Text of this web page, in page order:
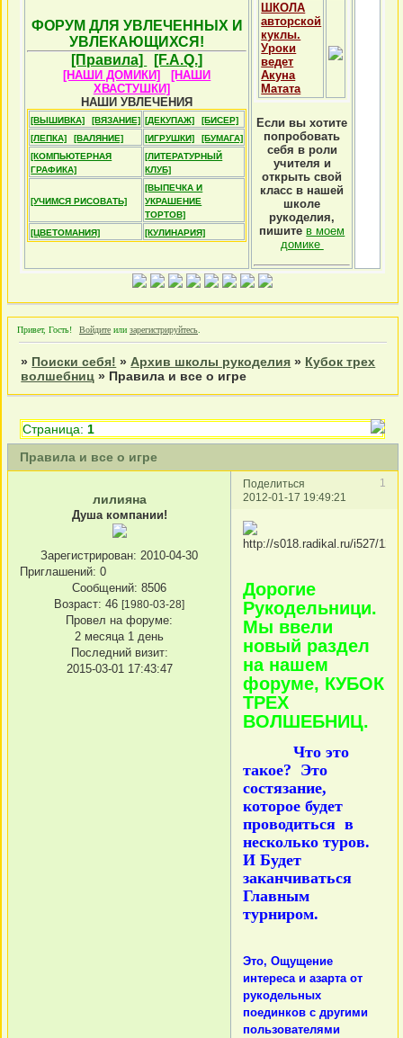
ФОРУМ ДЛЯ УВЛЕЧЕННЫХ И
УВЛЕКАЮЩИХСЯ!
[Правила]
[F.A.Q.]
[НАШИ ДОМИКИ]
[НАШИ
ХВАСТУШКИ]
НАШИ УВЛЕЧЕНИЯ
[ВЫШИВКА] [ВЯЗАНИЕ] [ДЕКУПАЖ]
[БИСЕР]
[ЛЕПКА]
[ВАЛЯНИЕ] [ИГРУШКИ]
[БУМАГА]
[КОМПЬЮТЕРНАЯ
ГРАФИКА]
[ЛИТЕРАТУРНЫЙ
КЛУБ]
[УЧИМСЯ РИСОВАТЬ]
[ВЫПЕЧКА И
УКРАШЕНИЕ
ТОРТОВ]
[ЦВЕТОМАНИЯ]
[КУЛИНАРИЯ]
ШКОЛА
авторской
куклы.
Уроки
ведет
Акуна
Матата
Если вы хотите
попробовать
себя в роли
учителя и
открыть свой
класс в нашей
школе
рукоделия,
пишите в моем
домике
Привет, Гость! Войдите или зарегистрируйтесь
» Поиски себя! »Архив школы рукоделия » Кубок трех
волшебниц » Правила и все о игре
Правила и все о игре
Страница: 1
Поделиться
1
2012-01-17 19:49:21
лилияна
Душа компании!
Зарегистрирован: 2010-04-30
Приглашений: 0
Сообщений: 8506
Возраст: 46 [1980-03-28]
Провел на форуме:
2 месяца 1 день
Последний визит:
2015-03-01 17:43:47
Дорогие
Рукодельници.
Мы ввели
новый раздел
на нашем
форуме, КУБОК
ТРЕХ
ВОЛШЕБНИЦ.
Что это
такое? Это
состязание,
которое будет
проводиться в
несколько туров.
И Будет
заканчиваться
Главным
турниром.
Это, Ощущение
интереса и азарта от
рукодельных
поединков с другими
пользователями